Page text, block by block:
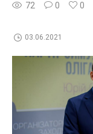
72 0 0
03.06.2021